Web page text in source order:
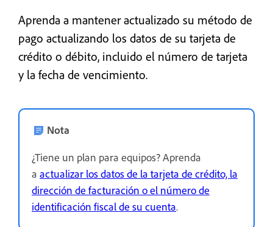
Aprenda a mantener actualizado su método de
pago actualizando los datos de su tarjeta de
crédito o débito, incluido el número de tarjeta
y la fecha de vencimiento.
Nota
¿Tiene un plan para equipos? Aprenda
a actualizar los datos de la tarjeta de crédito, la
dirección de facturación o el número de
identificación fiscal de su cuenta.